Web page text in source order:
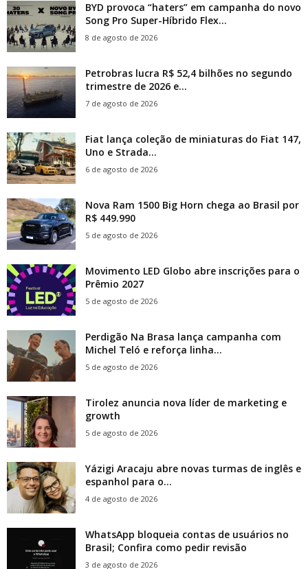
BYD provoca “haters” em campanha do novo
Song Pro Super-Híbrido Flex...
8 de agosto de 2026
Petrobras lucra R$ 52,4 bilhões no segundo
trimestre de 2026 e...
7 de agosto de 2026
Fiat lança coleção de miniaturas do Fiat 147,
Uno e Strada...
6 de agosto de 2026
Nova Ram 1500 Big Horn chega ao Brasil por
R$ 449.990
5 de agosto de 2026
Movimento LED Globo abre inscrições para o
Prêmio 2027
5 de agosto de 2026
Perdigão Na Brasa lança campanha com
Michel Teló e reforça linha...
5 de agosto de 2026
Tirolez anuncia nova líder de marketing e
growth
5 de agosto de 2026
Yázigi Aracaju abre novas turmas de inglês e
espanhol para o...
4 de agosto de 2026
WhatsApp bloqueia contas de usuários no
Brasil; Confira como pedir revisão
3 de agosto de 2026